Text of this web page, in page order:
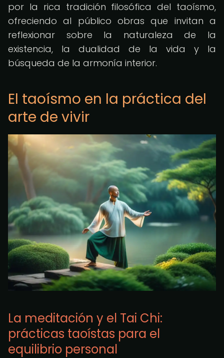
por la rica tradición filosófica del taoísmo,
ofreciendo al público obras que invitan a
reflexionar sobre la naturaleza de la
existencia, la dualidad de la vida y la
búsqueda de la armonía interior.
El taoísmo en la práctica del
arte de vivir
La meditación y el Tai Chi:
prácticas taoístas para el
equilibrio personal